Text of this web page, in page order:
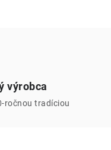
výrobca
ročnou tradíciou